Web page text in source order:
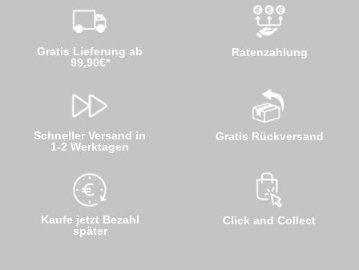
Gratis Lieferung ab
99,90€*
Schneller Versand in
1-2 Werktagen
Kaufe jetzt Bezahl
später
Ratenzahlung
Gratis Rückversand
Click and Collect